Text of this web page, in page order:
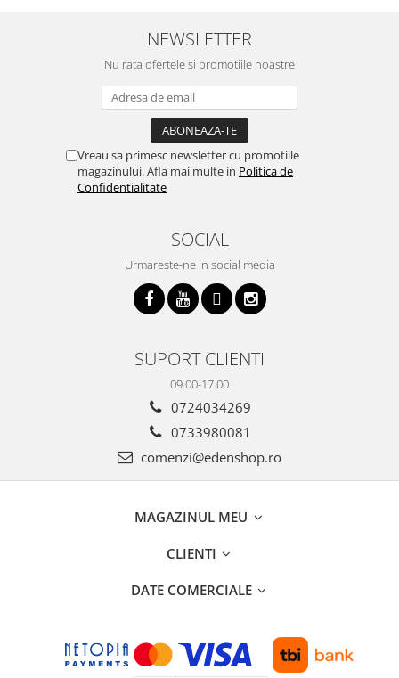
NEWSLETTER
Nu rata ofertele si promotiile noastre
Vreau sa primesc newsletter cu promotiile
magazinului. Afla mai multe in Politica de
Confidentialitate
SOCIAL
Urmareste-ne in social media
SUPORT CLIENTI
09.00-17.00
0724034269
0733980081
comenzi@edenshop.ro
MAGAZINUL MEU
CLIENTI
DATE COMERCIALE